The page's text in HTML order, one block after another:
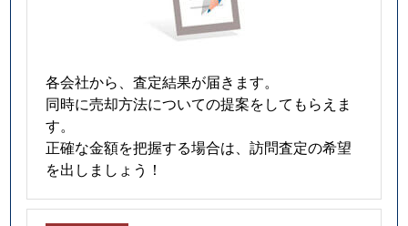
各会社から、査定結果が届きます。
同時に売却方法についての提案をしてもらえま
す。
正確な金額を把握する場合は、訪問査定の希望
を出しましょう！